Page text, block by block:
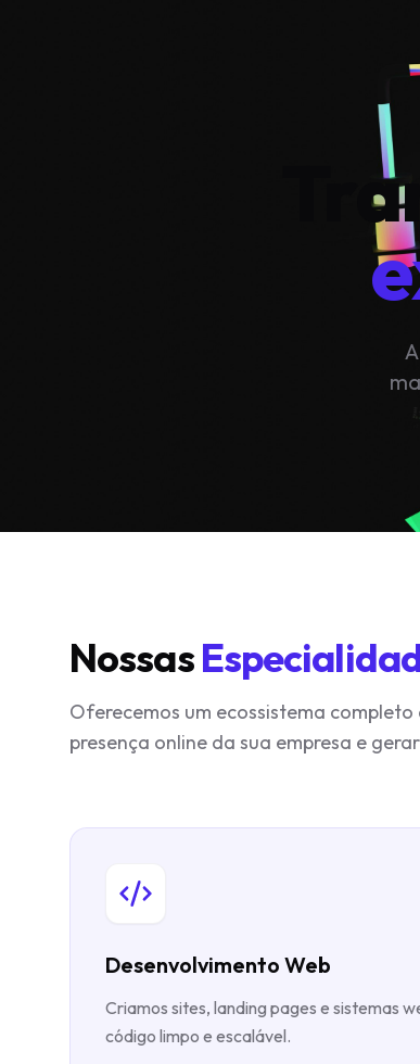
Nossas
Oferecemos um ecossistema
presença online da sua empresa e
Desenvolvimento Web
Criamos sites, landing pages e sistemas
código limpo e escalável.